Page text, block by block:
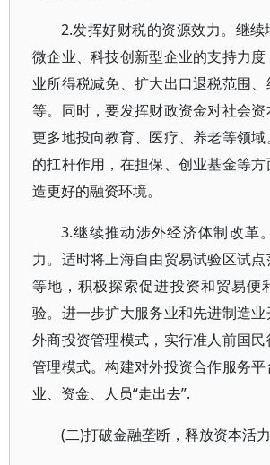
2.发挥好财税的资源效力。继
微企业、科技创新型企业的支持力
业所得税减免、扩大出口退税范围
等。同时，要发挥财政资金对社会资
更多地投向教育、医疗、养老等领
的扛杆作用，在担保、创业基金等
造更好的融资环境。
3.继续推动涉外经济体制改革
力。适时将上海自由贸易试验区试
等地，积极探索促进投资和贸易便
验。进一步扩大服务业和先进制造
外商投资管理模式，实行准人前国
管理模式。构建对外投资合作服务
业、资金、人员“走出去”.
(二)打破金融垄断，释放资本活力